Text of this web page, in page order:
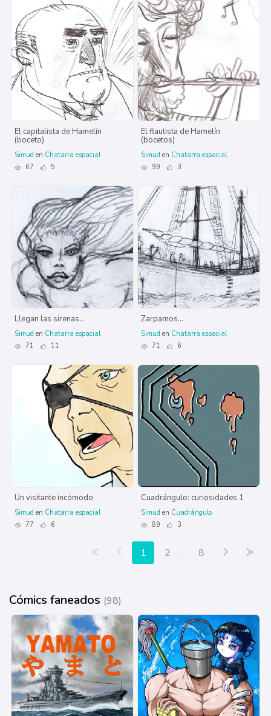
El capitalista de Hamelín
(boceto)
Simud en Chatarra espacial
67
5
El flautista de Hamelín
(bocetos)
Simud en Chatarra espacial
99
3
Llegan las sirenas...
Simud en Chatarra espacial
71
11
Zarpamos...
Simud en Chatarra espacial
71
6
Un visitante incómodo
Simud en Chatarra espacial
77
6
Cuadrángulo: curiosidades 1
Simud en Cuadrángulo
89
3
Primera página
Anterior
1 2 ... 8 Siguiente
Cómics faneados (98)